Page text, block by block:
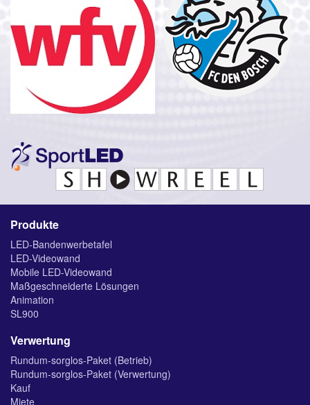
Produkte
LED-Bandenwerbetafel
LED-Videowand
Mobile LED-Videowand
Maßgeschneiderte Lösungen
Animation
SL900
Verwertung
Rundum-sorglos-Paket (Betrieb)
Rundum-sorglos-Paket (Verwertung)
Kauf
Miete